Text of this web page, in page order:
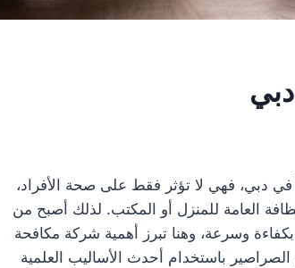
في دبي، فهي لا تؤثر فقط على صحة الأفراد،
العامة للمنزل أو المكتب. لذلك أصبح من
وسرعة، وهنا تبرز أهمية شركة مكافحة
باستخدام أحدث الأساليب العلمية